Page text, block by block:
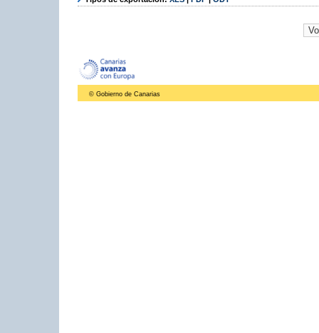
© Gobierno de Canarias